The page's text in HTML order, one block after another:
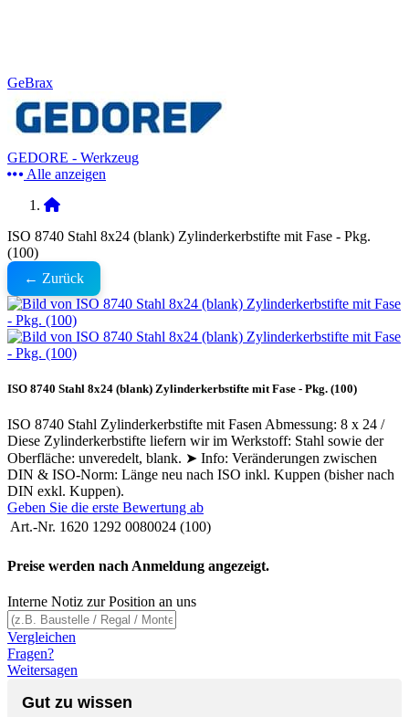
GeBrax
GEDORE - Werkzeug
Alle anzeigen
ISO 8740 Stahl 8x24 (blank) Zylinderkerbstifte mit Fase - Pkg.
(100)
← Zurück
ISO 8740 Stahl 8x24 (blank) Zylinderkerbstifte mit Fase - Pkg. (100)
ISO 8740 Stahl Zylinderkerbstifte mit Fasen Abmessung: 8 x 24 /
Diese Zylinderkerbstifte liefern wir im Werkstoff: Stahl sowie der
Oberfläche: unveredelt, blank. ➤ Info: Veränderungen zwischen
DIN & ISO-Norm: Länge neu nach ISO inkl. Kuppen (bisher nach
DIN exkl. Kuppen).
Geben Sie die erste Bewertung ab
Art.-Nr. 1620 1292 0080024 (100)
Preise werden nach Anmeldung angezeigt.
Interne Notiz zur Position an uns
Vergleichen
Fragen?
Weitersagen
Gut zu wissen